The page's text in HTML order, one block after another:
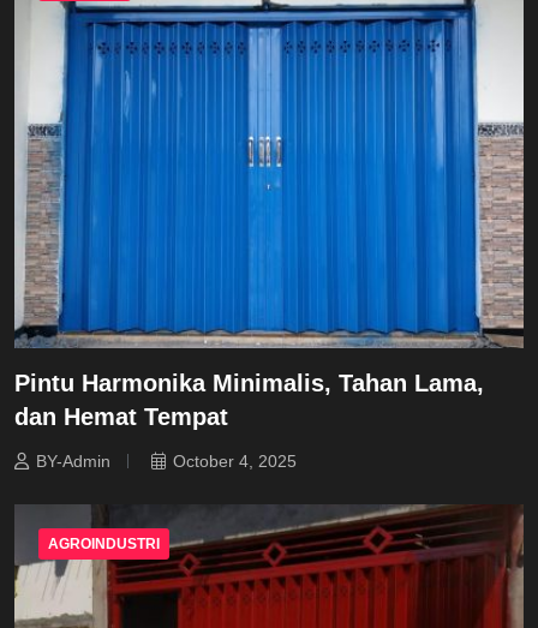
Pintu Harmonika Minimalis, Tahan Lama,
dan Hemat Tempat
BY-Admin October 4, 2025
AGROINDUSTRI